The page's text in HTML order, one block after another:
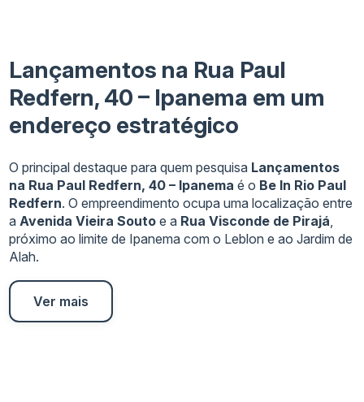
Lançamentos na Rua Paul
Redfern, 40 – Ipanema em um
endereço estratégico
O principal destaque para quem pesquisa Lançamentos
na Rua Paul Redfern, 40 – Ipanema é o Be In Rio Paul
Redfern. O empreendimento ocupa uma localização entre
aAvenida Vieira Souto e a Rua Visconde de Pirajá,
próximo ao limite de Ipanema com o Leblon e ao Jardim de
Alah.
Ver mais